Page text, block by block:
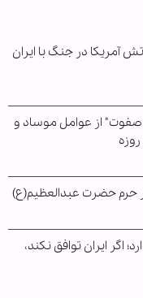
آمریکا در جنگ با ایران
صفوت" از عوامل موساد و
حرم حضرت عبدالعظیم(ع)
اگر ایران توافق نکند،